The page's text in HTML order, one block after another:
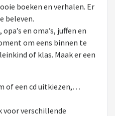
boeken en verhalen. Er
beleven.
opa’s en oma’s, juffen en
om eens binnen te
of klas. Maak er een
of een cd uitkiezen,…
verschillende